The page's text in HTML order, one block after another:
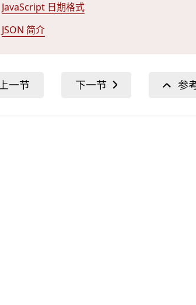
JavaScript 日期格式
JSON 简介